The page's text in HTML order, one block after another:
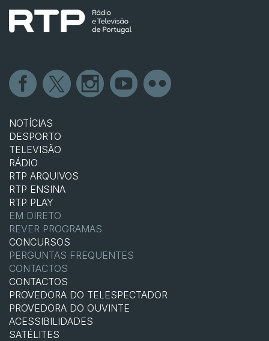
NOTÍCIAS
DESPORTO
TELEVISÃO
RÁDIO
RTP ARQUIVOS
RTP ENSINA
RTP PLAY
EM DIRETO
REVER PROGRAMAS
CONCURSOS
PERGUNTAS FREQUENTES
CONTACTOS
CONTACTOS
PROVEDORA DO TELESPECTADOR
PROVEDORA DO OUVINTE
ACESSIBILIDADES
SATÉLITES